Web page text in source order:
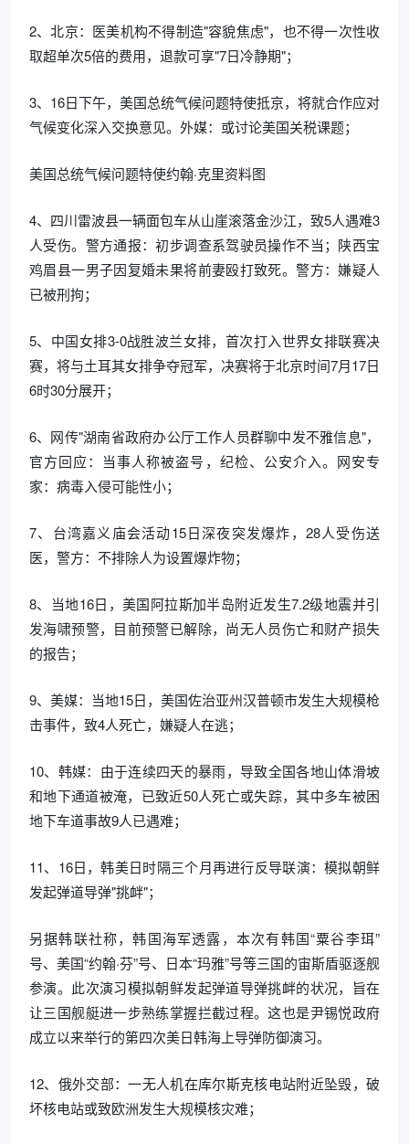
2、北京：医美机构不得制造"容貌焦虑"，也不得一次性收
取超单次5倍的费用，退款可享"7日冷静期"；
3、16日下午，美国总统气候问题特使抵京，将就合作应对
气候变化深入交换意见。外媒：或讨论美国关税课题；
美国总统气候问题特使约翰·克里资料图
4、四川雷波县一辆面包车从山崖滚落金沙江，致5人遇难3
人受伤。警方通报：初步调查系驾驶员操作不当；陕西宝
鸡眉县一男子因复婚未果将前妻殴打致死。警方：嫌疑人
已被刑拘；
5、中国女排3-0战胜波兰女排，首次打入世界女排联赛决
赛，将与土耳其女排争夺冠军，决赛将于北京时间7月17日
6时30分展开；
6、网传"湖南省政府办公厅工作人员群聊中发不雅信息"，
官方回应：当事人称被盗号，纪检、公安介入。网安专
家：病毒入侵可能性小；
7、台湾嘉义庙会活动15日深夜突发爆炸，28人受伤送
医，警方：不排除人为设置爆炸物；
8、当地16日，美国阿拉斯加半岛附近发生7.2级地震并引
发海啸预警，目前预警已解除，尚无人员伤亡和财产损失
的报告；
9、美媒：当地15日，美国佐治亚州汉普顿市发生大规模枪
击事件，致4人死亡，嫌疑人在逃；
10、韩媒：由于连续四天的暴雨，导致全国各地山体滑坡
和地下通道被淹，已致近50人死亡或失踪，其中多车被困
地下车道事故9人已遇难；
11、16日，韩美日时隔三个月再进行反导联演：模拟朝鲜
发起弹道导弹"挑衅"；
另据韩联社称，韩国海军透露，本次有韩国“粟谷李珥”
号、美国“约翰·芬”号、日本“玛雅”号等三国的宙斯盾驱逐舰
参演。此次演习模拟朝鲜发起弹道导弹挑衅的状况，旨在
让三国舰艇进一步熟练掌握拦截过程。这也是尹锡悦政府
成立以来举行的第四次美日韩海上导弹防御演习。
12、俄外交部：一无人机在库尔斯克核电站附近坠毁，破
坏核电站或致欧洲发生大规模核灾难；